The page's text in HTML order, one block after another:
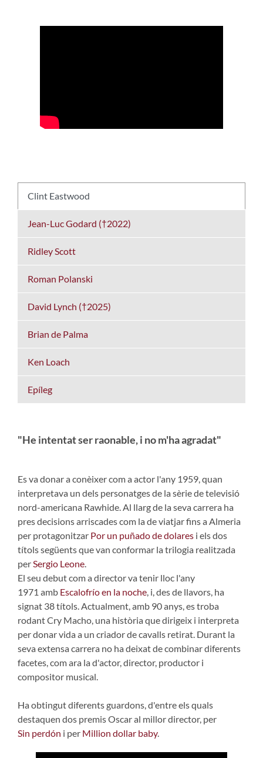
Clint Eastwood
Jean-Luc Godard (†2022)
Ridley Scott
Roman Polanski
David Lynch (†2025)
Brian de Palma
Ken Loach
Epíleg
"He intentat ser raonable, i no m'ha agradat"
Es va donar a conèixer com a actor l'any 1959, quan
interpretava un dels personatges de la sèrie de televisió
nord-americana Rawhide. Al llarg de la seva carrera ha
pres decisions arriscades com la de viatjar fins a Almeria
per protagonitzar Por un puñado de dolares i els dos
títols següents que van conformar la trilogia realitzada
perSergio Leone.
El seu debut com a director va tenir lloc l'any
1971 amb Escalofrío en la noche, i, des de llavors, ha
signat 38 títols. Actualment, amb 90 anys, es troba
rodant Cry Macho, una història que dirigeix i interpreta
per donar vida a un criador de cavalls retirat. Durant la
seva extensa carrera no ha deixat de combinar diferents
facetes, com ara la d'actor, director, productor i
compositor musical.
Ha obtingut diferents guardons, d'entre els quals
destaquen dos premis Oscar al millor director, per
Sin perdón i per Million dollar baby.